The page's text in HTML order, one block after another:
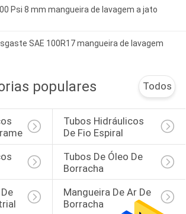
Psi 8 mm mangueira de lavagem a jato
SAE 100R17 mangueira de lavagem
populares Todos
Tubos Hidráulicos
De Fio Espiral
Tubos De Óleo De
Borracha
Mangueira De Ar De
Borracha